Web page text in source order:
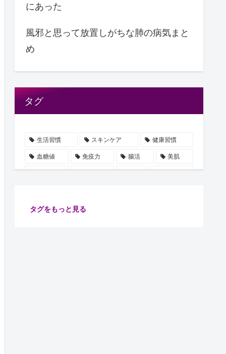
にあった
風邪と思って放置しがちな肺の病気まと
め
タグ
生活習慣 スキンケア 健康習慣
血糖値 免疫力 腸活 美肌
ストレス 乳酸菌
タグをもっと見る